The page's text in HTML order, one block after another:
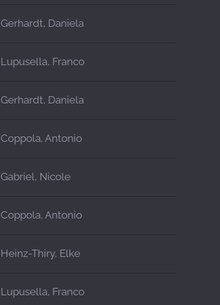
Gerhardt, Daniela
Lupusella, Franco
Gerhardt, Daniela
Coppola, Antonio
Gabriel, Nicole
Coppola, Antonio
Heinz-Thiry, Elke
Lupusella, Franco